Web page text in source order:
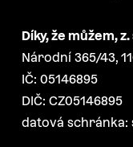
Díky, že můžem, z.
Národní 365/43,
IČ: 05146895
DIČ: CZ05146895
datová schránka: